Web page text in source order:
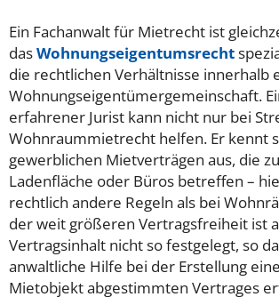
Ein Fachanwalt für Mietrecht ist
dasWohnungseigentumsrecht
die rechtlichen Verhältnisse innerhalb
Wohnungseigentümergemeinschaft.
erfahrener Jurist kann nicht nur bei
Wohnraummietrecht helfen. Er kennt
gewerblichen Mietverträgen aus, die
Ladenfläche oder Büros betreffen –
rechtlich andere Regeln als bei
der weit größeren Vertragsfreiheit ist
Vertragsinhalt nicht so festgelegt, so
anwaltliche Hilfe bei der Erstellung
Mietobjekt abgestimmten Vertrages